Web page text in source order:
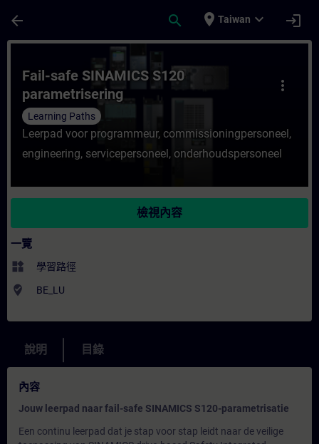
arrow_back search place Taiwan expand_more login
課程 - Fail-safe SINAMICS S120
more_vert
Fail-safe SINAMICS S120
parametrisering
Learning Paths
Leerpad voor programmeur, commissioningpersoneel,
engineering, servicepersoneel, onderhoudspersoneel
檢視內容
一覽
widgets 學習路徑
where_to_vote BE_LU
說明 目錄
內容
Jouw leerpad naar fail-safe SINAMICS S120-parametrisatie
Een continu leerpad dat je stap voor stap leidt naar de veilige